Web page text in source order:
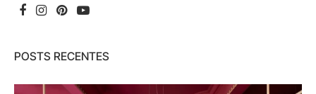
POSTS RECENTES